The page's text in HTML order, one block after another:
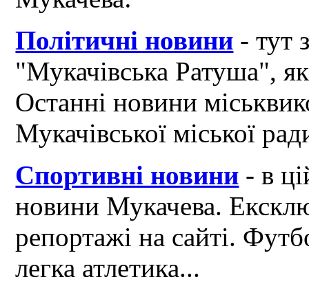
Політичні новини - тут
"Мукачівська Ратуша",
Останні новини
Мукачівської міської
Спортивні новини - в
новини Мукачева.
репортажі на сайті.
легка атлетика...